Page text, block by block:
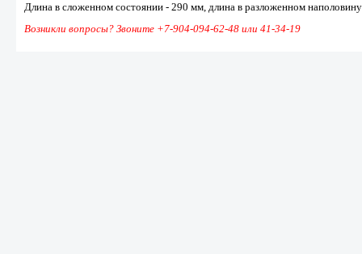
Длина в сложенном состоянии - 290 мм, длина в разложенном
Возникли вопросы? Звоните +7-904-094-62-48 или 41-34-19